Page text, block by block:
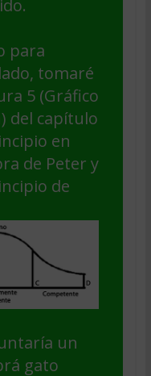
para
tomaré
5 (Gráfico
del capítulo
en
de Peter y
de
un
gato